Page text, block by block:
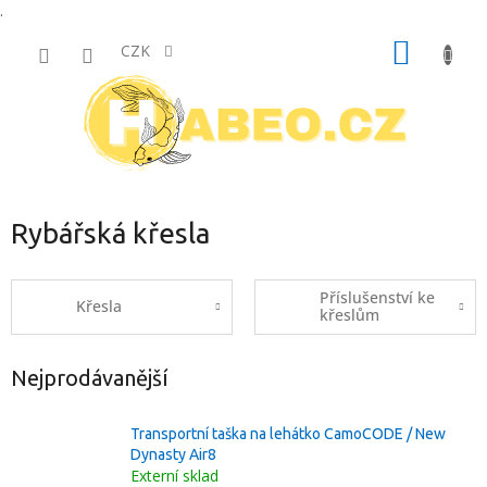
.
CZK
Rybářská křesla
Křesla
Příslušenství ke
křeslům
Nejprodávanější
Transportní taška na lehátko CamoCODE / New
Dynasty Air8
Externí sklad